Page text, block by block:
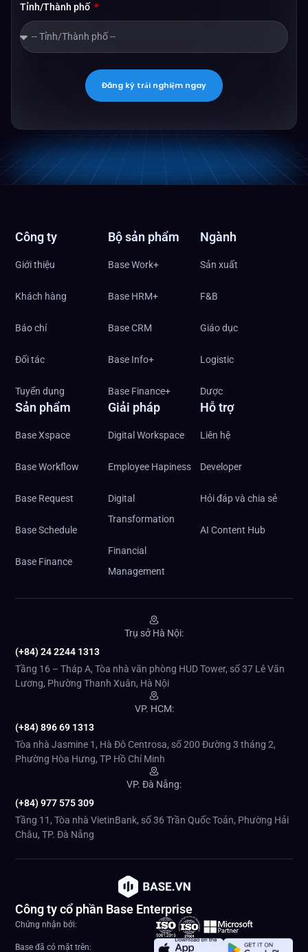
Tỉnh/Thành phố
Đăng ký trải nghiệm ngay
Công ty
Giới thiệu
Khách hàng
Báo chí
Đối tác
Tuyển dụng
Bộ sản phẩm
Base Work+
Base HRM+
Base CRM
Base Info+
Base Finance+
Ngành
Sản xuất
F&B
Giáo dục
Logistic
Dược
Sản phẩm
Base Xspace
Base Workflow
Base Request
Base Schedule
Base Finance
Giải pháp
Digital Workspace
Employee Hapiness
Digital
Transformation
Financial
Management
Hỗ trợ
Liên hệ
Developer
Hỏi đáp và chia sẻ
AI Content Hub
Trụ sở Hà Nội:
(+84) 24 2244 1313
Tầng 16 – Tháp A, Tòa nhà văn phòng HUD Tower, số 37 Lê Văn
Lương, Phường Thanh Xuân, Hà Nội
VP. HCM:
(+84) 896 69 1313
Tòa nhà Jasmine 1, Hà Đô Centrosa, số 200 Đường 3 tháng 2,
Phường Hòa Hưng, TP Hồ Chí Minh
VP. Đà Nẵng:
(+84) 977 575 309
Tầng 11, Tòa nhà VietinBank, số 36 Trần Quốc Toản, Phường Hải
Châu, TP. Đà Nẵng
Công ty cổ phần Base Enterprise
Chứng nhận bởi:
Base đã có mặt trên: